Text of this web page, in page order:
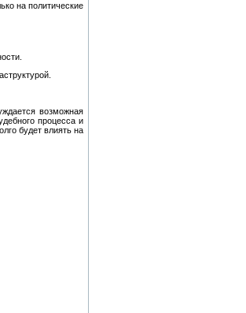
на политические
возможная
процесса и
будет влиять на